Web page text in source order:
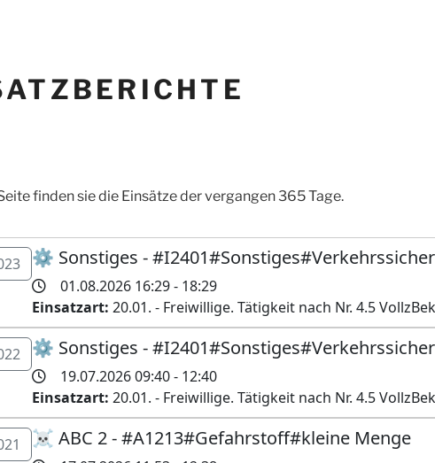
finden sie die Einsätze der vergangen 365 Tage.